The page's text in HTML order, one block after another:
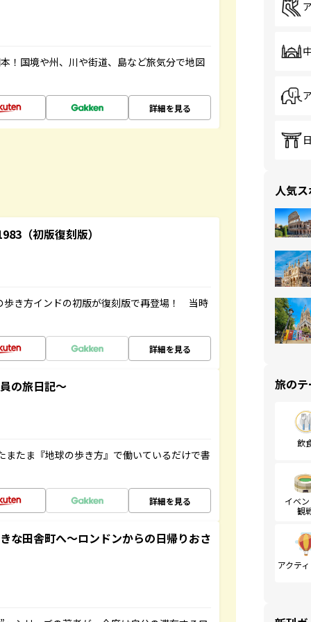
！国境や州、川や街道、島など旅気分で地図
詳細を見る
（初版復刻版）
歩き方インドの初版が復刻版で再登場！ 当時
詳細を見る
の旅日記～
たま『地球の歩き方』で働いているだけで書
詳細を見る
な田舎町へ～ロンドンからの日帰りおさ
人気
旅の
飲
イベ
観
アクテ